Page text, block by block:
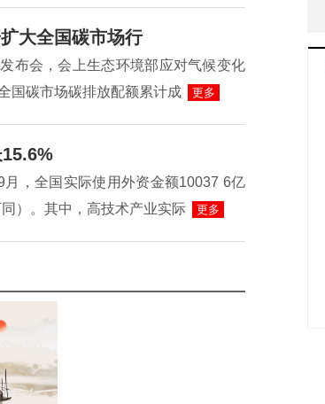
大全国碳市场行
布会，会上生态环境部应对气候变化
国碳市场碳排放配额累计成
更多
，全国实际使用外资金额10037 6亿
）。其中，高技术产业实际
更多